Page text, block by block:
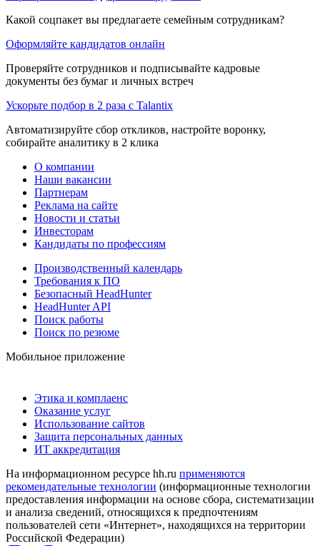
Какой соцпакет вы предлагаете семейным сотрудникам?
Оформляйте кандидатов онлайн
Проверяйте сотрудников и подписывайте кадровые
документы без бумаг и личных встреч
Ускорьте подбор в 2 раза с Talantix
Автоматизируйте сбор откликов, настройте воронку,
собирайте аналитику в 2 клика
О компании
Наши вакансии
Партнерам
Реклама на сайте
Новости и статьи
Инвесторам
Кандидаты по профессиям
Производственный календарь
Требования к ПО
Безопасный HeadHunter
HeadHunter API
Поиск работы
Поиск по резюме
Мобильное приложение
Этика и комплаенс
Оказание услуг
Использование сайтов
Защита персональных данных
ИТ аккредитация
На информационном ресурсе hh.ru применяются
рекомендательные технологии (информационные технологии
предоставления информации на основе сбора, систематизации
и анализа сведений, относящихся к предпочтениям
пользователей сети «Интернет», находящихся на территории
Российской Федерации)